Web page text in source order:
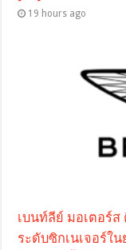
19 hours ago
เบนท์ลีย์ มอเตอร์ส
ระดับซิกเนเจอร์ใ